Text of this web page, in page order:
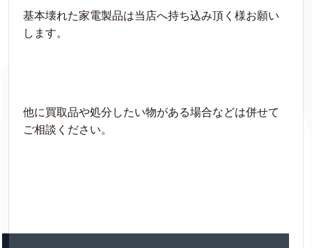
基本壊れた家電製品は当店へ持ち込み頂く様お願い
します。
他に買取品や処分したい物がある場合などは併せて
ご相談ください。